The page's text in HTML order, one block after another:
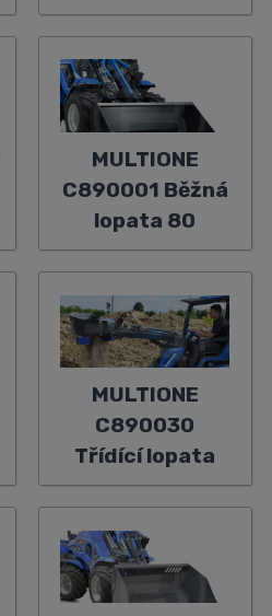
MULTIONE
C890001 Běžná
lopata 80
MULTIONE
C890030
Třídící lopata